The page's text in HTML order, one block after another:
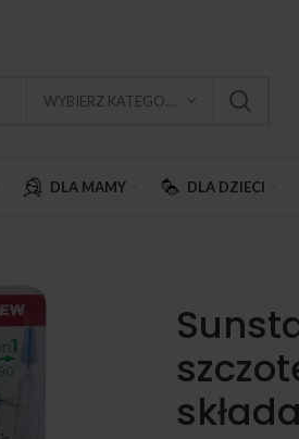
WYBIERZ KATEGORIĘ
DLA MAMY DLA DZIECI